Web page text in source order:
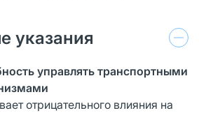
указания
управлять транспортными
отрицательного влияния на